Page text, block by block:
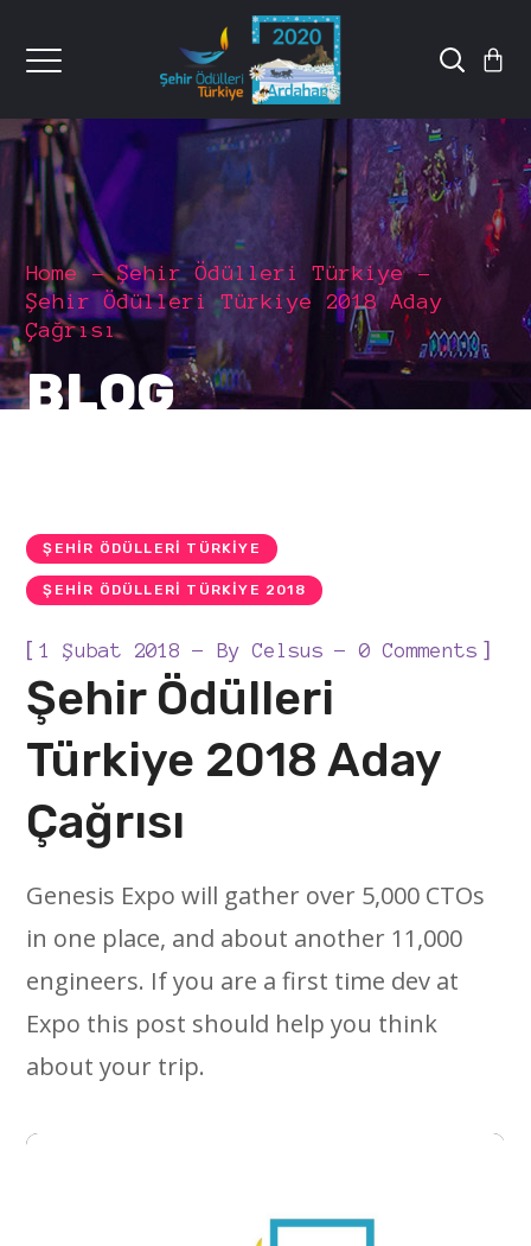
Home
Şehir Ödülleri Türkiye
Şehir Ödülleri Türkiye 2018 Aday
Çağrısı
BLOG
ŞEHIR ÖDÜLLERI TÜRKIYE
ŞEHIR ÖDÜLLERI TÜRKIYE 2018
[1 Şubat 2018 ByCelsus 0 Comments ]
Şehir Ödülleri
Türkiye 2018 Aday
Çağrısı
Genesis Expo will gather over 5,000 CTOs
in one place, and about another 11,000
engineers. If you are a first time dev at
Expo this post should help you think
about your trip.